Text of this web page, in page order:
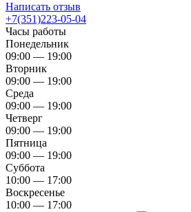
Написать отзыв
+7(351)223-05-04
Часы работы
Понедельник
09:00 — 19:00
Вторник
09:00 — 19:00
Среда
09:00 — 19:00
Четверг
09:00 — 19:00
Пятница
09:00 — 19:00
Суббота
10:00 — 17:00
Воскресенье
10:00 — 17:00